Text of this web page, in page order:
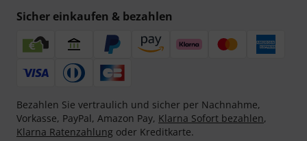
Sicher einkaufen & bezahlen
Bezahlen Sie vertraulich und sicher per Nachnahme,
Vorkasse, PayPal, Amazon Pay, Klarna Sofort bezahlen,
Klarna Ratenzahlung oder Kreditkarte.